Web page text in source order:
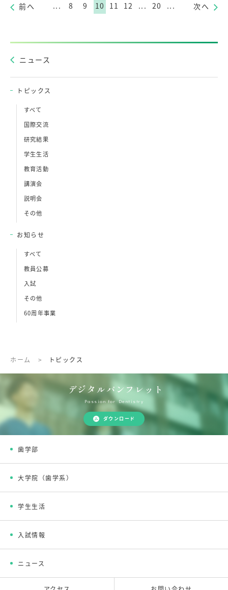
前へ ... 8 9 10 11 12 ... 20 ... 次へ
ニュース
トピックス
すべて
国際交流
研究結果
学生生活
教育活動
講演会
説明会
その他
お知らせ
すべて
教員公募
入試
その他
60周年事業
ホーム > トピックス
デジタルパンフレット
Passion for Dentistry
ダウンロード
歯学部
大学院（歯学系）
学生生活
入試情報
ニュース